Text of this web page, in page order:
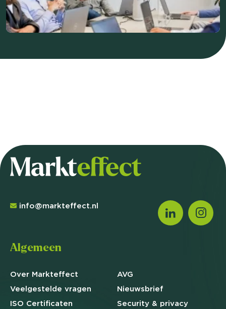
info@markteffect.nl
Algemeen
Over Markteffect
Veelgestelde vragen
ISO Certificaten
AVG
Nieuwsbrief
Security & privacy